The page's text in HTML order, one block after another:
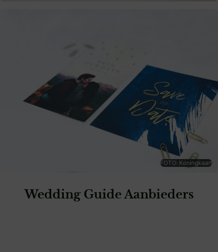
FOTO: Koningkaart
Wedding Guide Aanbieders